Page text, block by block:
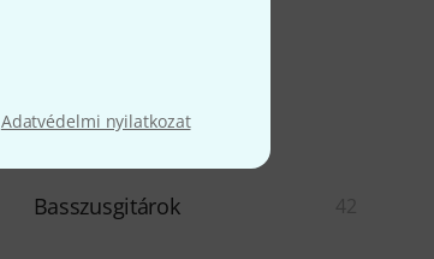
Adatvédelmi nyilatkozat
Basszusgitárok